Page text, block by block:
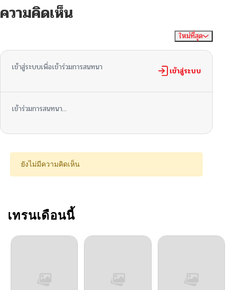
ความคิดเห็น
ใหม่ที่สุด
เข้าสู่ระบบเพื่อเข้าร่วมการสนทนา เข้าสู่ระบบ
เข้าร่วมการสนทนา...
ยังไม่มีความคิดเห็น
เทรนเดือนนี้